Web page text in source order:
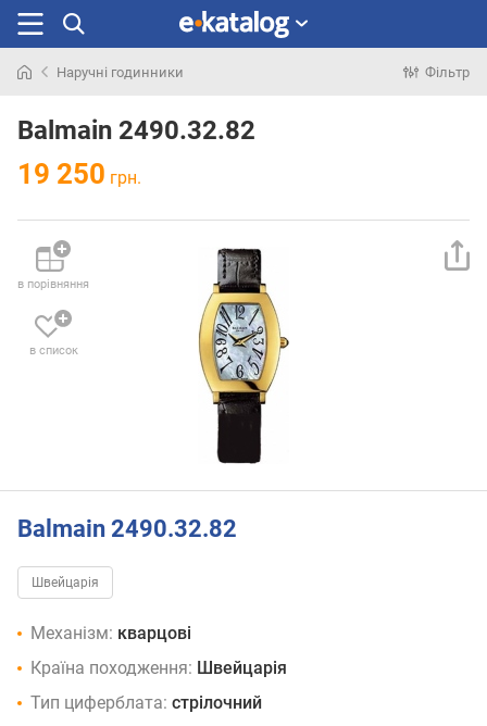
раніше
Наручні годинники Фільтр
Balmain 2490.32.82
19 250 грн.
в порівняння
в список
Balmain 2490.32.82
Швейцарія
Механізм: кварцові
Країна походження: Швейцарія
Тип циферблата: стрілочний